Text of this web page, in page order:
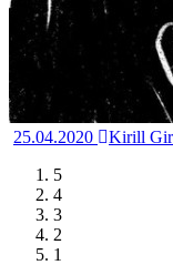
25.04.2020
Kirill
5
4
3
2
1